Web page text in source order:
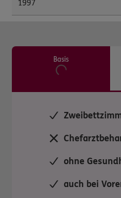
Basis
ohne
auch bei